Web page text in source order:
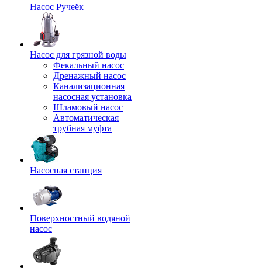
Насос Ручеёк
Насос для грязной воды
Фекальный насос
Дренажный насос
Канализационная
насосная установка
Шламовый насос
Автоматическая
трубная муфта
Насосная станция
Поверхностный водяной
насос